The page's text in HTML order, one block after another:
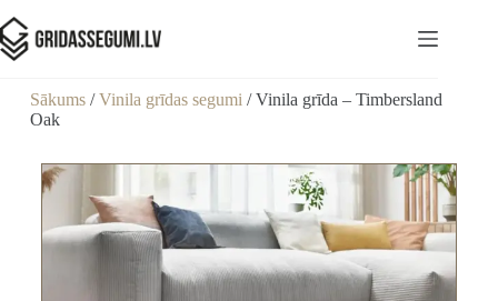
Sākums/Vinila grīdas segumi / Vinila grīda – Timbersland
Oak